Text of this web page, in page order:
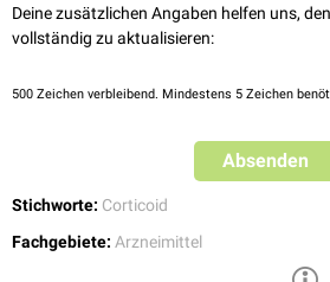
Deine zusätzlichen Angaben helfen uns,
vollständig zu aktualisieren:
500 Zeichen verbleibend. Mindestens 5 Zeichen
Absenden
Stichworte: Corticoid
Fachgebiete: Arzneimittel